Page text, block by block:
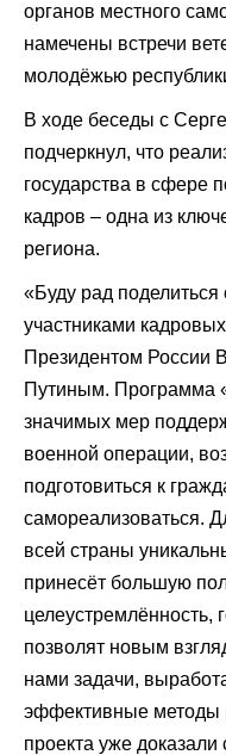
органов местного
намечены встречи
молодёжью
В ходе беседы с
подчеркнул, что
государства в сфере
кадров – одна из
региона.
«Буду рад
участниками
Президентом России
Путиным. Программа
значимых мер
военной операции,
подготовиться к
самореализоваться.
всей страны
принесёт большую
целеустремлённость,
позволят новым
нами задачи,
эффективные методы
проекта уже